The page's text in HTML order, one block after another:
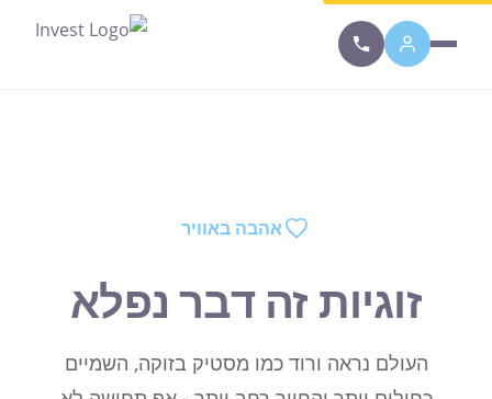
אהבה באוויר
זוגיות זה דבר נפלא
העולם נראה ורוד כמו מסטיק בזוקה, השמיים